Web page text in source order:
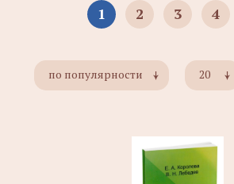
1 2 3 4
20
по популярности